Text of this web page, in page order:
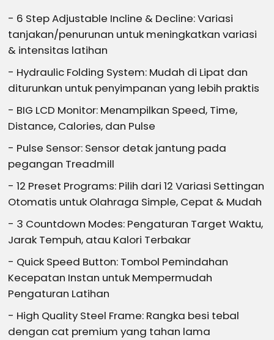
- 6 Step Adjustable Incline & Decline: Variasi
tanjakan/penurunan untuk meningkatkan variasi
& intensitas latihan
- Hydraulic Folding System: Mudah di Lipat dan
diturunkan untuk penyimpanan yang lebih praktis
- BIG LCD Monitor: Menampilkan Speed, Time,
Distance, Calories, dan Pulse
- Pulse Sensor: Sensor detak jantung pada
pegangan Treadmill
- 12 Preset Programs: Pilih dari 12 Variasi Settingan
Otomatis untuk Olahraga Simple, Cepat & Mudah
- 3 Countdown Modes: Pengaturan Target Waktu,
Jarak Tempuh, atau Kalori Terbakar
- Quick Speed Button: Tombol Pemindahan
Kecepatan Instan untuk Mempermudah
Pengaturan Latihan
- High Quality Steel Frame: Rangka besi tebal
dengan cat premium yang tahan lama